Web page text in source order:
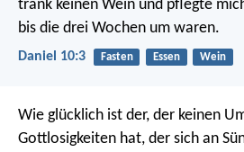
trank keinen Wein und pflegte
bis die drei Wochen um waren.
Daniel 10:3 Fasten Essen Wein
Wie glücklich ist der, der keinen
Gottlosigkeiten hat, der sich an